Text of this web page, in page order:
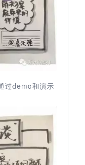
过demo和演示